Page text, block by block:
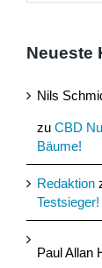
Neueste
Nils
zu CBD
Bäume!
Redaktion
Testsieger!
Paul Allan